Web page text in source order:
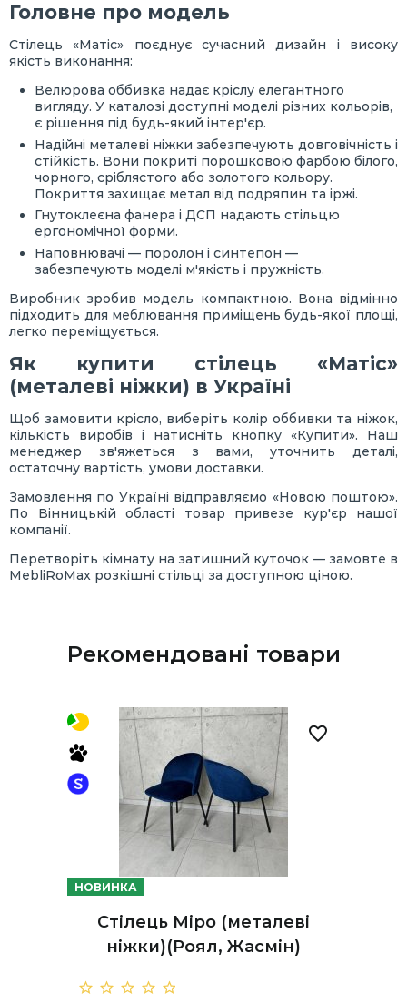
Головне про модель
Стілець «Матіс» поєднує сучасний дизайн і високу
якість виконання:
Велюрова оббивка надає кріслу елегантного
вигляду. У каталозі доступні моделі різних кольорів,
є рішення під будь-який інтер'єр.
Надійні металеві ніжки забезпечують довговічність і
стійкість. Вони покриті порошковою фарбою білого,
чорного, сріблястого або золотого кольору.
Покриття захищає метал від подряпин та іржі.
Гнутоклеєна фанера і ДСП надають стільцю
ергономічної форми.
Наповнювачі — поролон і синтепон —
забезпечують моделі м'якість і пружність.
Виробник зробив модель компактною. Вона відмінно
підходить для меблювання приміщень будь-якої площі,
легко переміщується.
Як купити стілець «Матіс»
(металеві ніжки) в Україні
Щоб замовити крісло, виберіть колір оббивки та ніжок,
кількість виробів і натисніть кнопку «Купити». Наш
менеджер зв'яжеться з вами, уточнить деталі,
остаточну вартість, умови доставки.
Замовлення по Україні відправляємо «Новою поштою».
По Вінницькій області товар привезе кур'єр нашої
компанії.
Перетворіть кімнату на затишний куточок — замовте в
MebliRoMax розкішні стільці за доступною ціною.
Рекомендовані товари
НОВИНКА
Стілець Міро (металеві
ніжки)(Роял, Жасмін)